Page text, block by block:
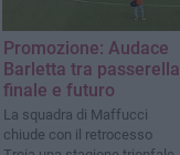
Promozione: Audace
Barletta tra passerella
finale e futuro
La squadra di Maffucci
chiude con il retrocesso